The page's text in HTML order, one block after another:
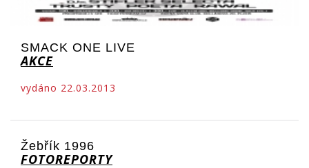
SMACK ONE LIVE
AKCE
vydáno 22.03.2013
Žebřík 1996
FOTOREPORTY